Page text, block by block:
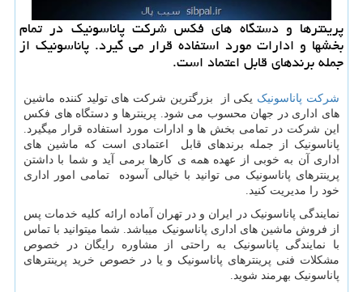
پرینترها و دستگاه های فكس شركت پاناسونیك در تمام
بخشها و ادارات مورد استفاده قرار می گیرد. پاناسونیك از
جمله برندهای قابل اعتماد است.
شرکت پاناسونیک یکی از بزرگترین شرکت های تولید کننده ماشین
های اداری در جهان محسوب می شود. پرینترها و دستگاه های فکس
این شرکت در تمامی بخش ها و ادارات مورد استفاده قرار میگیرد.
پاناسونیک از جمله برندهای قابل اعتمادی است که ماشین های
اداری آن به خوبی از عهده همه ی کارها برمی آید و شما با داشتن
پرینترهای پاناسونیک می توانید با خیالی آسوده تمامی امور اداری
خود را مدیریت کنید.
نمایندگی پاناسونیک در ایران و در تهران آماده ارائه کلیه خدمات پس
از فروش ماشین های اداری پاناسونیک میباشد. شما میتوانید با تماس
با نمایندگی پاناسونیک به راحتی از مشاوره رایگان در خصوص
مشکلات فنی پرینترهای پاناسونیک و یا در خصوص خرید پرینترهای
پاناسونیک بهرمند شوید.